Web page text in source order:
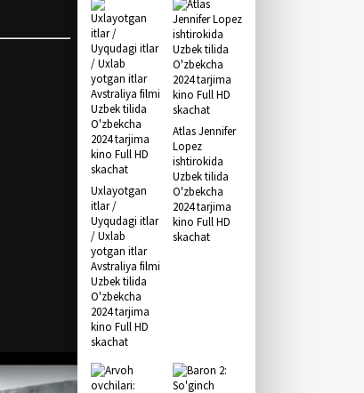
Uxlayotgan
itlar /
Uyqudagi itlar
/ Uxlab
yotgan itlar
Avstraliya filmi
Uzbek tilida
O'zbekcha
2024 tarjima
kino Full HD
skachat
Atlas Jennifer
Lopez
ishtirokida
Uzbek tilida
O'zbekcha
2024 tarjima
kino Full HD
skachat